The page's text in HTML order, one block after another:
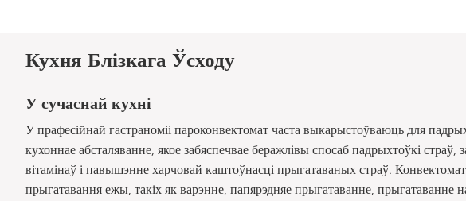
Кухня Блізкага Ўсходу
У сучаснай кухні
У прафесійнай гастраноміі пароконвектомат часта выкарыстоўваюць для
кухоннае абсталяванне, якое забяспечвае беражлівы спосаб падрыхтоўкі страў,
вітамінаў і павышэнне харчовай каштоўнасці прыгатаваных страў.
прыгатавання ежы, такіх як варэнне, папярэдняе прыгатаванне, прыгатаванне